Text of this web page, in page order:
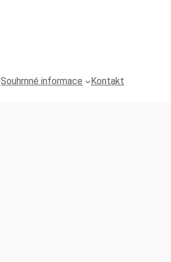
Souhrnné informace Kontakt